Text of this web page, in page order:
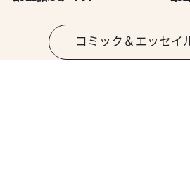
コミック＆エッセイ